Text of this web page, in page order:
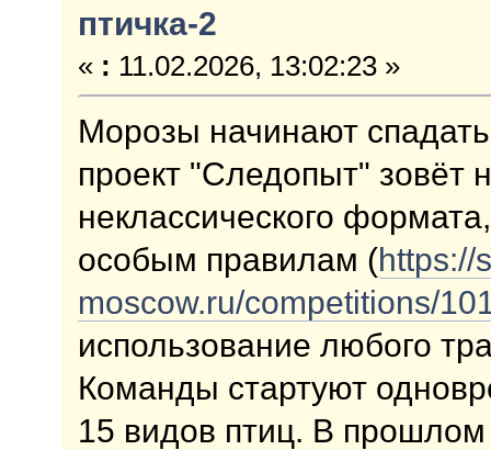
птичка-2
« : 11.02.2026, 13:02:23 »
Морозы начинают
проект "Следопыт" зовёт
неклассического
особым правилам (https://
moscow.ru/competitions/
использование любого
Команды стартуют
15 видов птиц. В прошлом